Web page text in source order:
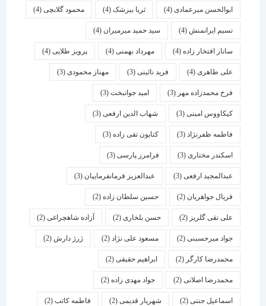
ابوالحسن میرعمادی(4) ثریا بیرشک(4) محمود گلابچی(4)
نسیم ایرانمنش(4) سید حمید میرمیران(4)
ساناز افتخار زاده(4) مهرداد بهمنی(4) پرویز طلایی(4)
علی طاهری(4) فرید نائینی(3) مهناز محمودی(3)
فرخ محمدزاده مهر(3) امید جوانبخت(3)
کیکاووس امینی(3) شهاب الدین ارفعی(3)
فاطمه ظفرنژاد(3) کتایون تقی زاده(3)
اسكندر مختاری (3) فرامرز پارسی(3)
عبدالمجید ارفعی(3) عبدالعزیز فرمانفرماییان(3)
فریال جواهریان(2) حسین سلطان زاده(2)
علی نقی گلریز(2) حسن بلخاری(2) آزاده شاهچراغی(2)
جواد میرحسینی (2) مسعود علی نژاد(2) ژرژ دارش (2)
محمدرضا کارگر(2) ابراهیم حقیقی(2)
محمدرضا اصلانی(2) جواد مهدی زاده(2)
اسماعیل جنتی(2) شهریار قدیمی(2) فاطمه کاتب(2)